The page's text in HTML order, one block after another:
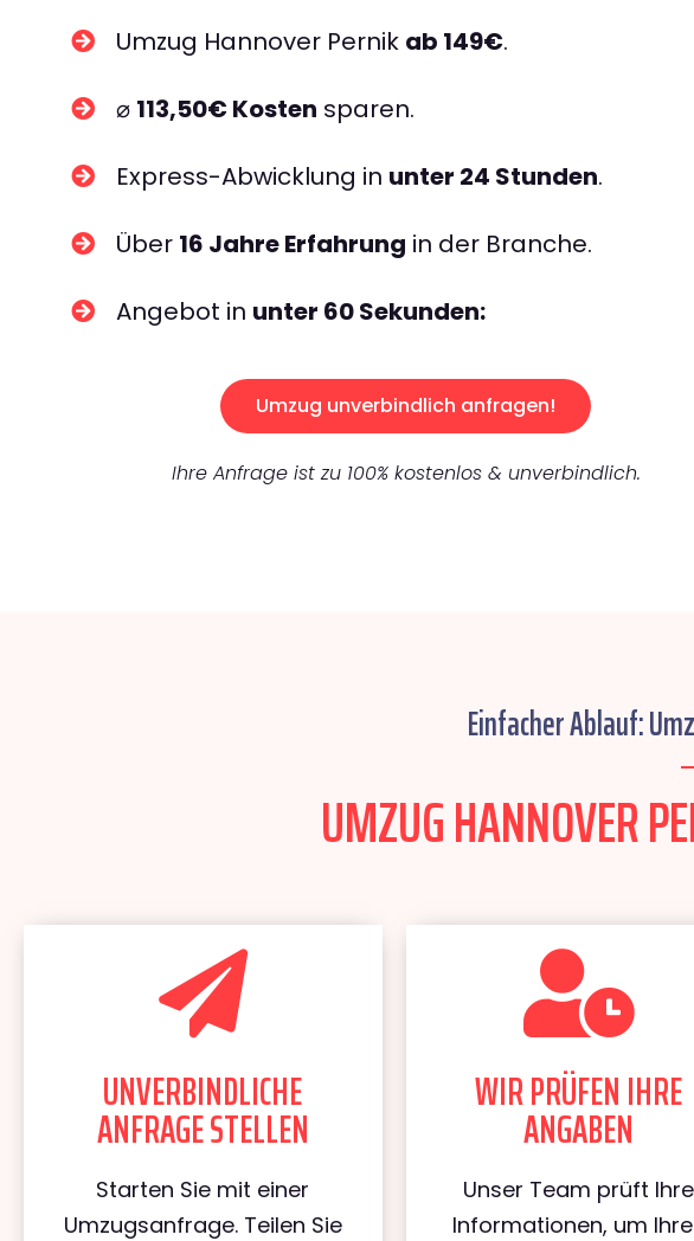
Umzug Hannover Pernik ab 149€.
⌀ 113,50€ Kosten sparen.
Express-Abwicklung in unter 24 Stunden.
Über 16 Jahre Erfahrung in der Branche.
Angebot in unter 60 Sekunden:
Umzug unverbindlich anfragen!
Ihre Anfrage ist zu 100% kostenlos & unverbindlich.
Einfacher Ablauf:
UMZUG HANNOVER
UNVERBINDLICHE
ANFRAGE STELLEN
Starten Sie mit einer
Umzugsanfrage. Teilen Sie
WIR PRÜFEN IHRE
ANGABEN
Unser Team prüft Ihre
Informationen, um